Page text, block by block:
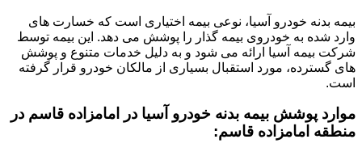
بیمه بدنه خودرو آسیا، نوعی بیمه اختیاری است که خسارت های
وارد شده به خودروی بیمه گذار را پوشش می دهد. این بیمه توسط
شرکت بیمه آسیا ارائه می شود و به دلیل خدمات متنوع و پوشش
های گسترده، مورد استقبال بسیاری از مالکان خودرو قرار گرفته
است.
موارد پوشش بیمه بدنه خودرو آسیا در امامزاده قاسم در
منطقه امامزاده قاسم: